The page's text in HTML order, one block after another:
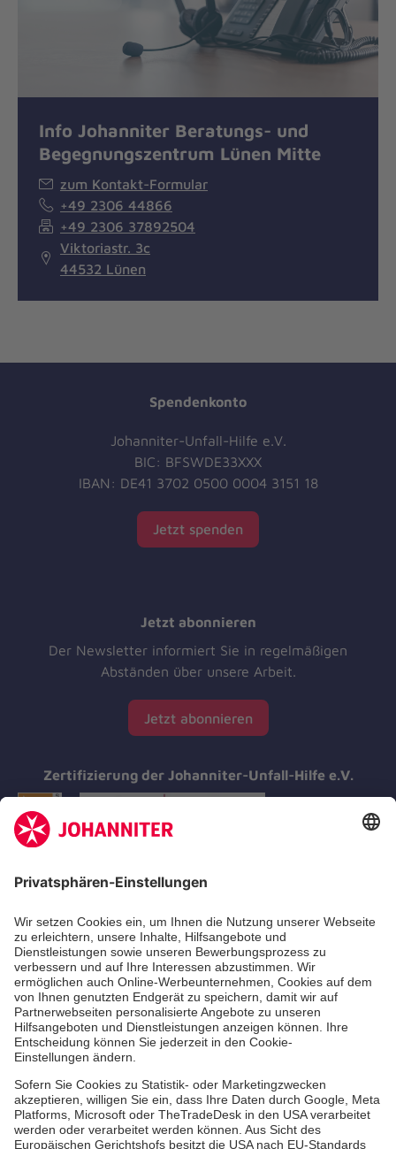
Info Johanniter Beratungs- und
Begegnungszentrum Lünen Mitte
zum Kontakt-Formular
+49 2306 44866
+49 2306 37892504
Viktoriastr. 3c
44532 Lünen
Spendenkonto
Johanniter-Unfall-Hilfe e.V.
BIC: BFSWDE33XXX
IBAN: DE41 3702 0500 0004 3151 18
Jetzt spenden
Jetzt abonnieren
Der Newsletter informiert Sie in regelmäßigen
Abständen über unsere Arbeit.
Jetzt abonnieren
Zertifizierung der Johanniter-Unfall-Hilfe e.V.
Aus- & Fortbildung
Erste-Hilfe-Kurse
Jobs & Ehrenamt
Freiwilligendienst
Spendenprojekte
Johanniter-Jugend